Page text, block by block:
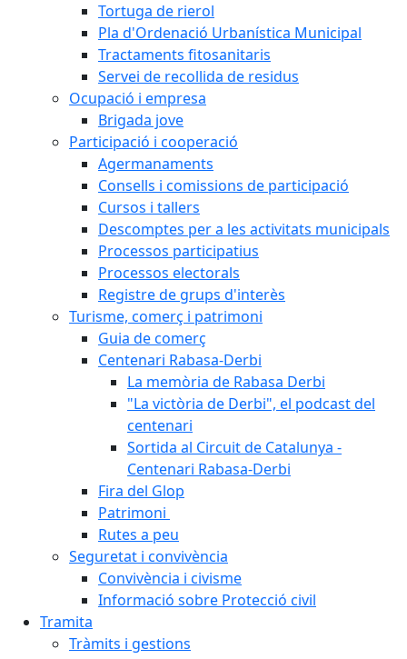
Tortuga de rierol
Pla d'Ordenació Urbanística Municipal
Tractaments fitosanitaris
Servei de recollida de residus
Ocupació i empresa
Brigada jove
Participació i cooperació
Agermanaments
Consells i comissions de participació
Cursos i tallers
Descomptes per a les activitats municipals
Processos participatius
Processos electorals
Registre de grups d'interès
Turisme, comerç i patrimoni
Guia de comerç
Centenari Rabasa-Derbi
La memòria de Rabasa Derbi
"La victòria de Derbi", el podcast del
centenari
Sortida al Circuit de Catalunya -
Centenari Rabasa-Derbi
Fira del Glop
Patrimoni
Rutes a peu
Seguretat i convivència
Convivència i civisme
Informació sobre Protecció civil
Tramita
Tràmits i gestions